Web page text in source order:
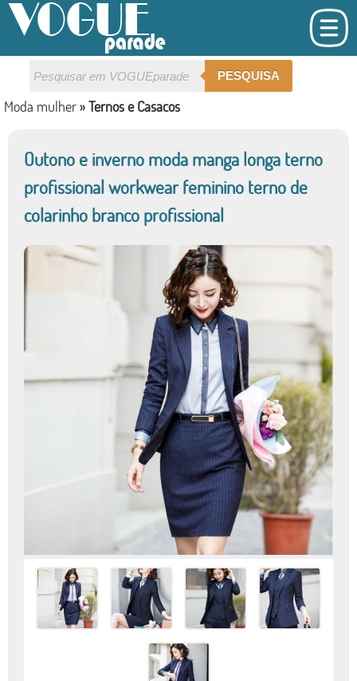
PESQUISA
Moda mulher »Ternos e Casacos
Outono e inverno moda manga longa terno
profissional workwear feminino terno de
colarinho branco profissional